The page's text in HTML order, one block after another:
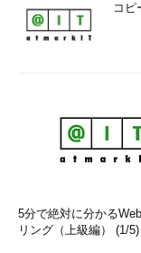
コピ
5分で絶対に分かる
リング（上級編） (1/5)